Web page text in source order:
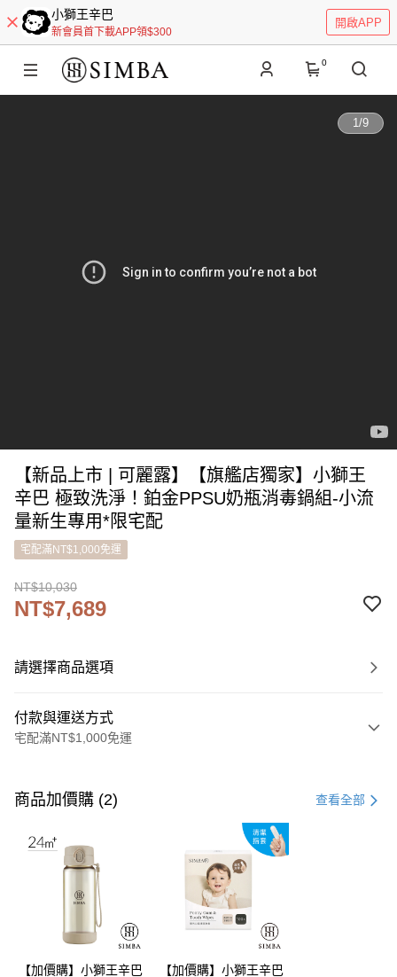
小獅王辛巴
新會員首下載APP領$300
開啟APP
0
1/9
【新品上市 | 可麗露】【旗艦店獨家】小獅王
辛巴 極致洗淨！鉑金PPSU奶瓶消毒鍋組-小流
量新生專用*限宅配
宅配滿NT$1,000免運
NT$10,030
NT$7,689
請選擇商品選項
付款與運送方式
宅配滿NT$1,000免運
信用卡一次付款
Apple Pay
Google Pay
商品加價購 (2) 查看全部
【加價購】小獅王辛巴
【加價購】小獅王辛巴